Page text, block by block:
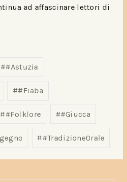
ad affascinare lettori di
##Astuzia
##Fiaba
##Folklore ##Giucca
##TradizioneOrale